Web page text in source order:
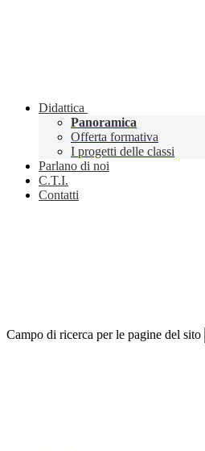
Didattica
Panoramica
Offerta formativa
I progetti delle classi
Parlano di noi
C.T.I.
Contatti
Campo di ricerca per le pagine del sito